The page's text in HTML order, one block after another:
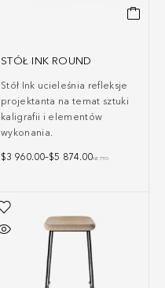
STÓŁ INK ROUND
Stół Ink ucieleśnia refleksje
projektanta na temat sztuki
kaligrafii i elementów
wykonania.
$3 960.00–$5 874.00NETTO